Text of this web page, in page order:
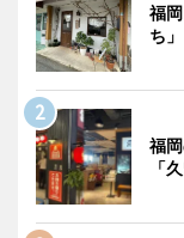
福
ち
福
「